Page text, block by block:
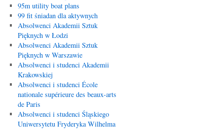
95m utility boat plans
99 fit śniadan dla aktywnych
Absolwenci Akademii Sztuk
Pięknych w Łodzi
Absolwenci Akademii Sztuk
Pięknych w Warszawie
Absolwenci i studenci Akademii
Krakowskiej
Absolwenci i studenci École
nationale supérieure des beaux-arts
de Paris
Absolwenci i studenci Śląskiego
Uniwersytetu Fryderyka Wilhelma